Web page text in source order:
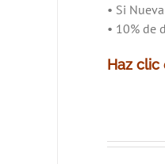
• Si
• 10% de
Haz clic